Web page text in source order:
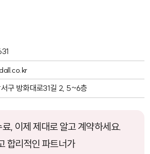
구 방화대로31길 2, 5~6층
, 이제 제대로 알고 계약하세요.
합리적인 파트너가